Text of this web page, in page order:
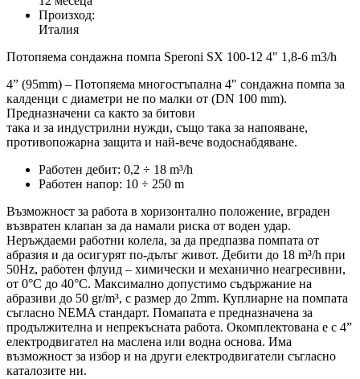
Произход:
Италия
Потопяема сондажна помпа Speroni SX 100-12 4" 1,8-6 m3/h
4” (95mm) – Потопяема многостъпална 4″ сондажна помпа за
калденци с диаметри не по малки от (DN 100 mm).
Предназначени са както за битови
така и за индустрилни нужди, също така за напояване,
противопожарна защита и най-вече водоснабдяване.
Работен дебит: 0,2 ÷ 18 m³/h
Работен напор: 10 ÷ 250 m
Възможност за работа в хоризонтално положение, вграден
възвратен клапан за да намали риска от воден удар.
Неръждаеми работни колела, за да предпазва помпата от
абразия и да осигурят по-дълъг живот. Дебити до 18 m³/h при
50Hz, работен флуид – химически и механично неагресивни,
от 0°C до 40°C. Максимално допустимо съдържание на
абразиви до 50 gr/m³, с размер до 2mm. Куплиарне на помпата
съгласно NEMA стандарт. Помапата е предназначена за
продължителна и непрекъсната работа. Окомплектована е с 4”
електродвигател на маслена или водна основа. Има
възможност за избор и на други електродвигатели съгласно
каталозите ни.